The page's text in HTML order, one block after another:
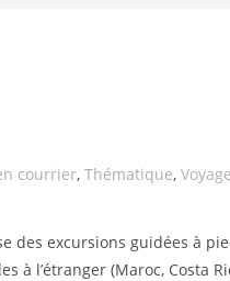
courrier, Thématique,
des excursions guidées à
à l’étranger (Maroc, Costa